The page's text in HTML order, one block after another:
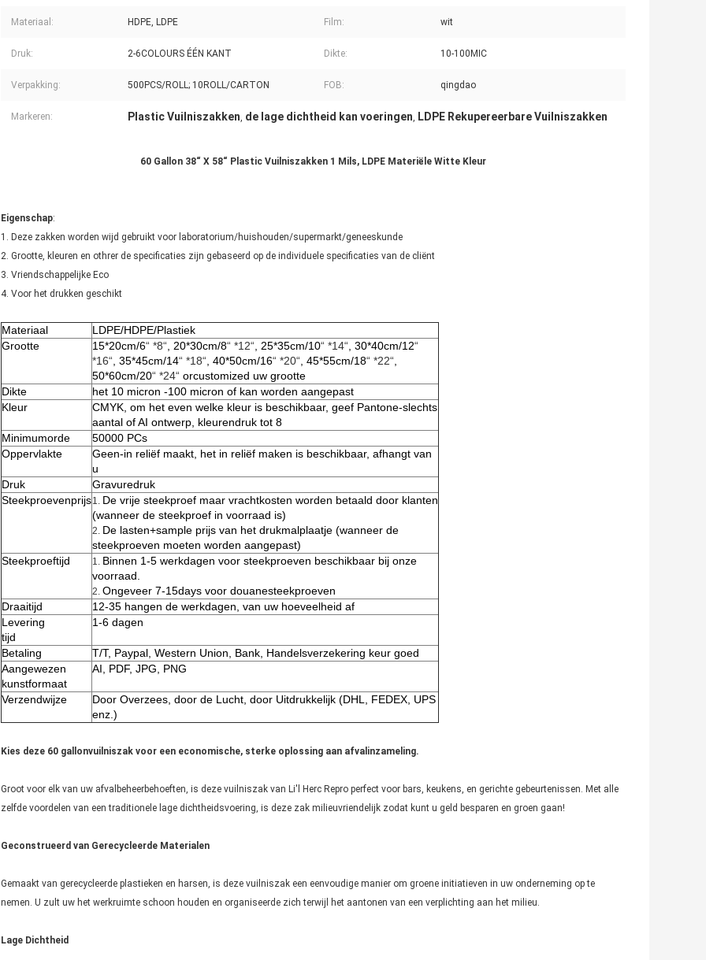
Materiaal: HDPE, LDPE Film: wit
Druk: 2-6COLOURS ÉÉN KANT Dikte: 10-100MIC
Verpakking: 500PCS/ROLL; 10ROLL/CARTON FOB: qingdao
Markeren: Plastic Vuilniszakken, de lage dichtheid kan voeringen, LDPE Rekupereerbare Vuilniszakken
60 Gallon 38“ X 58“ Plastic Vuilniszakken 1 Mils, LDPE Materiële Witte Kleur
Eigenschap:
1. Deze zakken worden wijd gebruikt voor laboratorium/huishouden/supermarkt/geneeskunde
2. Grootte, kleuren en othrer de specificaties zijn gebaseerd op de individuele specificaties van de cliënt
3. Vriendschappelijke Eco
4. Voor het drukken geschikt
Materiaal
LDPE/HDPE/Plastiek
Grootte
15*20cm/6“ *8“, 20*30cm/8“ *12“, 25*35cm/10“ *14“, 30*40cm/12“
*16“, 35*45cm/14“ *18“, 40*50cm/16“ *20“, 45*55cm/18“ *22“,
50*60cm/20“ *24“ orcustomized uw grootte
Dikte
het 10 micron -100 micron of kan worden aangepast
Kleur
CMYK, om het even welke kleur is beschikbaar, geef Pantone-slechts
aantal of AI ontwerp, kleurendruk tot 8
Minimumorde
50000 PCs
Oppervlakte
Geen-in reliëf maakt, het in reliëf maken is beschikbaar, afhangt van
u
Druk
Gravuredruk
Steekproevenprijs1. De vrije steekproef maar vrachtkosten worden betaald door klanten
(wanneer de steekproef in voorraad is)
2. De lasten+sample prijs van het drukmalplaatje (wanneer de
steekproeven moeten worden aangepast)
Steekproeftijd
1. Binnen 1-5 werkdagen voor steekproeven beschikbaar bij onze
voorraad.
2. Ongeveer 7-15days voor douanesteekproeven
Draaitijd
12-35 hangen de werkdagen, van uw hoeveelheid af
Levering
tijd
1-6 dagen
Betaling
T/T, Paypal, Western Union, Bank, Handelsverzekering keur goed
Aangewezen
kunstformaat
AI, PDF, JPG, PNG
Verzendwijze
Door Overzees, door de Lucht, door Uitdrukkelijk (DHL, FEDEX, UPS
enz.)
Kies deze 60 gallonvuilniszak voor een economische, sterke oplossing aan afvalinzameling.
Groot voor elk van uw afvalbeheerbehoeften, is deze vuilniszak van Li'l Herc Repro perfect voor bars, keukens, en gerichte gebeurtenissen. Met alle
zelfde voordelen van een traditionele lage dichtheidsvoering, is deze zak milieuvriendelijk zodat kunt u geld besparen en groen gaan!
Geconstrueerd van Gerecycleerde Materialen
Gemaakt van gerecycleerde plastieken en harsen, is deze vuilniszak een eenvoudige manier om groene initiatieven in uw onderneming op te
nemen. U zult uw het werkruimte schoon houden en organiseerde zich terwijl het aantonen van een verplichting aan het milieu.
Lage Dichtheid